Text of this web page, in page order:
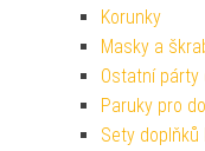
Korunky
Masky a
Ostatní párty
Paruky pro
Sety